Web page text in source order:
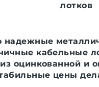
лотков
кабельные
оцинкованной и
цены